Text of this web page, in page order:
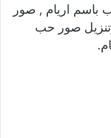
باسم اريام , صور
صور حب